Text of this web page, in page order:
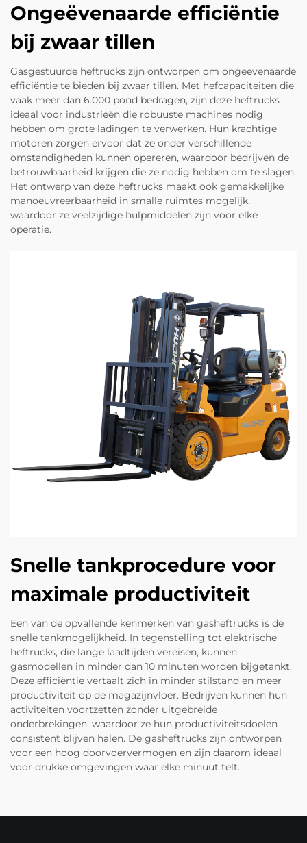
Ongeëvenaarde efficiëntie
bij zwaar tillen
Gasgestuurde heftrucks zijn ontworpen om ongeëvenaarde
efficiëntie te bieden bij zwaar tillen. Met hefcapaciteiten die
vaak meer dan 6.000 pond bedragen, zijn deze heftrucks
ideaal voor industrieën die robuuste machines nodig
hebben om grote ladingen te verwerken. Hun krachtige
motoren zorgen ervoor dat ze onder verschillende
omstandigheden kunnen opereren, waardoor bedrijven de
betrouwbaarheid krijgen die ze nodig hebben om te slagen.
Het ontwerp van deze heftrucks maakt ook gemakkelijke
manoeuvreerbaarheid in smalle ruimtes mogelijk,
waardoor ze veelzijdige hulpmiddelen zijn voor elke
operatie.
Snelle tankprocedure voor
maximale productiviteit
Een van de opvallende kenmerken van gasheftrucks is de
snelle tankmogelijkheid. In tegenstelling tot elektrische
heftrucks, die lange laadtijden vereisen, kunnen
gasmodellen in minder dan 10 minuten worden bijgetankt.
Deze efficiëntie vertaalt zich in minder stilstand en meer
productiviteit op de magazijnvloer. Bedrijven kunnen hun
activiteiten voortzetten zonder uitgebreide
onderbrekingen, waardoor ze hun productiviteitsdoelen
consistent blijven halen. De gasheftrucks zijn ontworpen
voor een hoog doorvoervermogen en zijn daarom ideaal
voor drukke omgevingen waar elke minuut telt.